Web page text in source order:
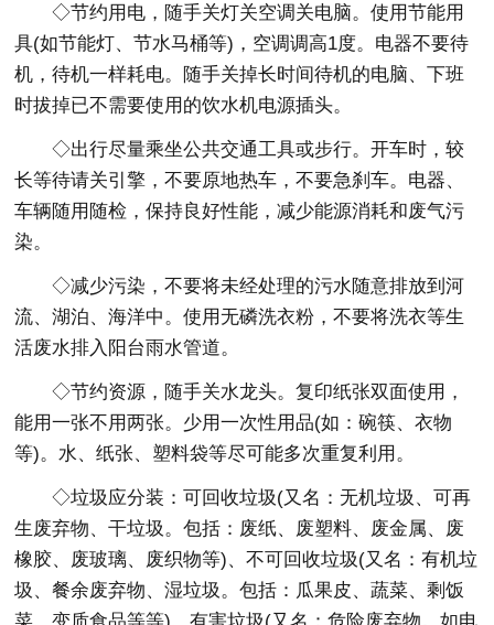
◇节约用电，随手关灯关空调关电脑。使用节能用
具(如节能灯、节水马桶等)，空调调高1度。电器不要待
机，待机一样耗电。随手关掉长时间待机的电脑、下班
时拔掉已不需要使用的饮水机电源插头。
◇出行尽量乘坐公共交通工具或步行。开车时，较
长等待请关引擎，不要原地热车，不要急刹车。电器、
车辆随用随检，保持良好性能，减少能源消耗和废气污
染。
◇减少污染，不要将未经处理的污水随意排放到河
流、湖泊、海洋中。使用无磷洗衣粉，不要将洗衣等生
活废水排入阳台雨水管道。
◇节约资源，随手关水龙头。复印纸张双面使用，
能用一张不用两张。少用一次性用品(如：碗筷、衣物
等)。水、纸张、塑料袋等尽可能多次重复利用。
◇垃圾应分装：可回收垃圾(又名：无机垃圾、可再
生废弃物、干垃圾。包括：废纸、废塑料、废金属、废
橡胶、废玻璃、废织物等)、不可回收垃圾(又名：有机垃
圾、餐余废弃物、湿垃圾。包括：瓜果皮、蔬菜、剩饭